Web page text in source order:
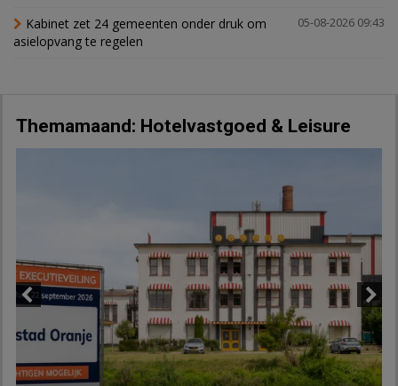
05-08-2026 09:43
Kabinet zet 24 gemeenten onder druk om
asielopvang te regelen
Themamaand: Hotelvastgoed & Leisure
Next